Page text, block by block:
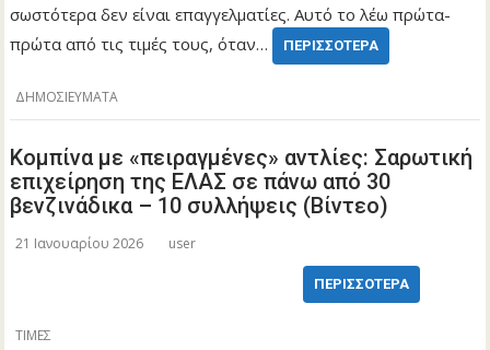
σωστότερα δεν είναι επαγγελματίες. Αυτό το λέω πρώτα-
πρώτα από τις τιμές τους, όταν…
ΠΕΡΙΣΣΌΤΕΡΑ
ΔΗΜΟΣΙΕΥΜΑΤΑ
Κομπίνα με «πειραγμένες» αντλίες: Σαρωτική
επιχείρηση της ΕΛΑΣ σε πάνω από 30
βενζινάδικα – 10 συλλήψεις (Βίντεο)
21 Ιανουαρίου 2026 user
ΠΕΡΙΣΣΌΤΕΡΑ
ΤΙΜΕΣ